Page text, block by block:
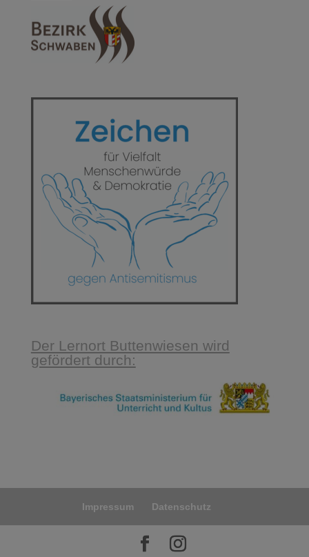
Der Lernort Buttenwiesen wird
gefördert durch:
Impressum Datenschutz